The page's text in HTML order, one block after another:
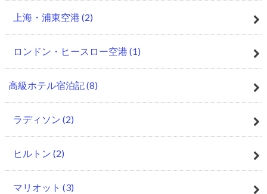
上海・浦東空港 (2)
ロンドン・ヒースロー空港 (1)
高級ホテル宿泊記(8)
ラディソン (2)
ヒルトン (2)
マリオット (3)